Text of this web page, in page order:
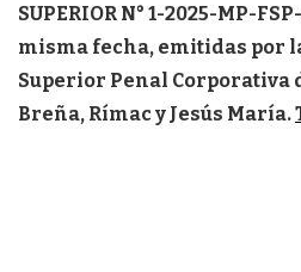
SUPERIOR N° 1-2025-MP-
misma fecha, emitidas por
Superior Penal Corporativa
Breña, Rímac y Jesús María.